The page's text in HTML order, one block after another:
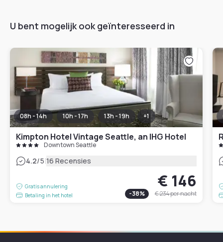
U bent mogelijk ook geïnteresseerd in
08h - 14h 10h - 17h 13h - 19h +1
Kimpton Hotel Vintage Seattle, an IHG Hotel
Downtown Seattle
4.2/5|16 Recensies
Gratis annulering
Betaling in het hotel
€ 146
-38% € 234per nacht